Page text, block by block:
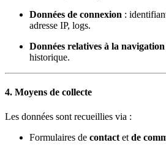
Données de connexion :
adresse IP, logs.
Données relatives à la navigation
historique.
4. Moyens de collecte
Les données sont recueillies via :
Formulaires de contact et de